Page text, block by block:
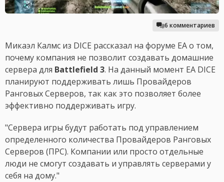
6 комментариев
Микаэл Калмс из DICE рассказал на форуме EA о том,
почему компания не позволит создавать домашние
сервера для Battlefield 3. На данный момент EA DICE
планируют поддерживать лишь Провайдеров
Ранговых Серверов, так как это позволяет более
эффективно поддерживать игру.
"Сервера игры будут работать под управлением
определенного количества Провайдеров Ранговых
Серверов (ПРС). Компании или просто отдельные
люди не смогут создавать и управлять серверами у
себя на дому."